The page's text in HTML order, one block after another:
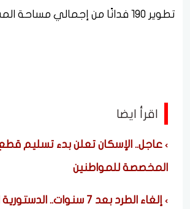
تطوير 190 فدانًا من إجمالي مساحة المشروع.
اقرأ ايضا
عاجل.. الإسكان تعلن بدء تسليم
المخصصة للمواطنين
إلغاء الطرد بعد 7 سنوات..